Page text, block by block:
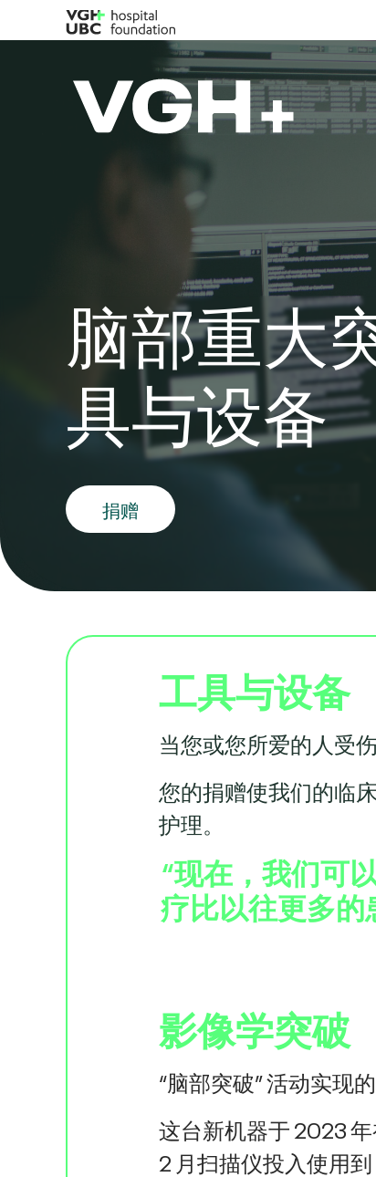
脑部重大
具与设备
捐赠
工具与设备
当您或您所爱的人受
您的捐赠使我们的临
护理。
“现在，我们可
疗比以往更多
影像学突破
“脑部突破”活动实现
这台新机器于 2023
2 月扫描仪投入使用